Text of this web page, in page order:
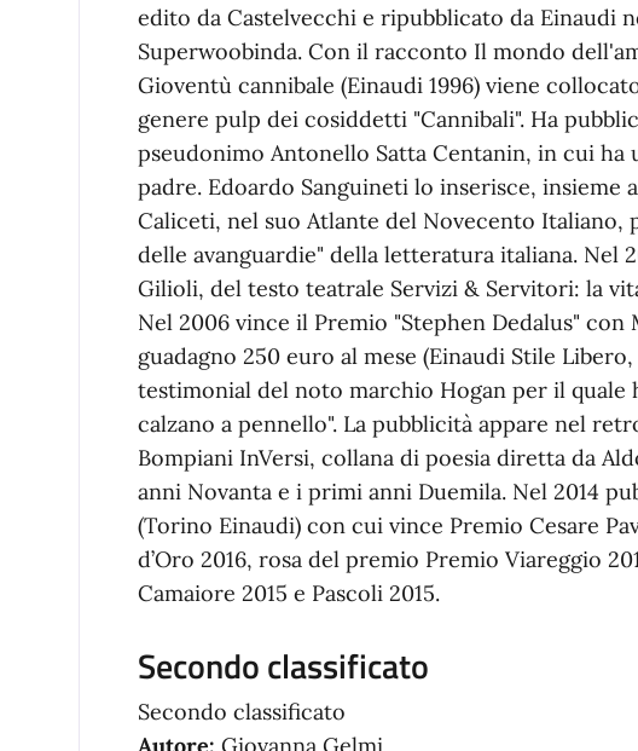
edito da Castelvecchi e ripubblicato da Einaudi
Superwoobinda. Con il racconto Il mondo
Gioventù cannibale (Einaudi 1996) viene
genere pulp dei cosiddetti "Cannibali". Ha
pseudonimo Antonello Satta Centanin, in cui
padre. Edoardo Sanguineti lo inserisce, insieme
Caliceti, nel suo Atlante del Novecento Italiano,
delle avanguardie" della letteratura italiana. Nel
Gilioli, del testo teatrale Servizi & Servitori: la
Nel 2006 vince il Premio "Stephen Dedalus" con
guadagno 250 euro al mese (Einaudi Stile
testimonial del noto marchio Hogan per il quale
calzano a pennello". La pubblicità appare nel
Bompiani InVersi, collana di poesia diretta da
anni Novanta e i primi anni Duemila. Nel 2014
(Torino Einaudi) con cui vince Premio Cesare
d’Oro 2016, rosa del premio Premio Viareggio
Camaiore 2015 e Pascoli 2015.
Secondo classificato
Secondo classificato